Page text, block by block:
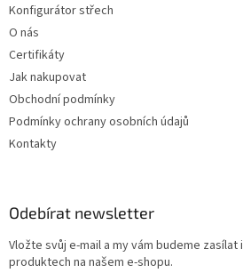
Konfigurátor střech
O nás
Certifikáty
Jak nakupovat
Obchodní podmínky
Podmínky ochrany osobních údajů
Kontakty
Odebírat newsletter
Vložte svůj e-mail a my vám budeme
produktech na našem e-shopu.